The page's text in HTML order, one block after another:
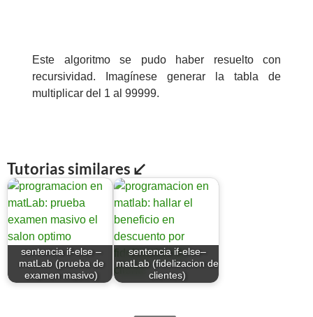
Este algoritmo se pudo haber resuelto con
recursividad. Imagínese generar la tabla de
multiplicar del 1 al 99999.
Tutorias similares ↙
sentencia if-else –
matLab (prueba de
examen masivo)
sentencia if-else–
matLab (fidelizacion de
clientes)